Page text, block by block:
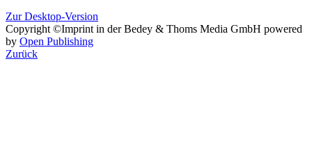
Zur Desktop-Version
Copyright ©Imprint in der Bedey & Thoms Media GmbH powered
by Open Publishing
Zurück